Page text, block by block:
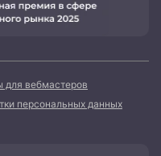
для вебмастеров
персональных данных